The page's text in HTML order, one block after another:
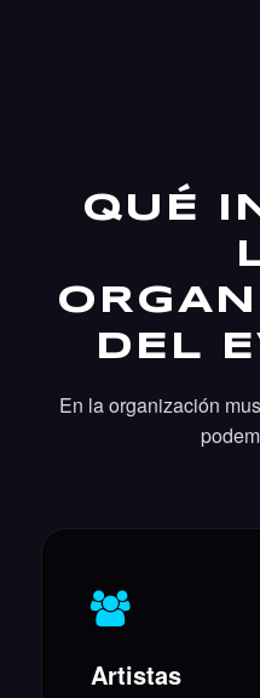
QUÉ
DEL
En la organización
Artistas